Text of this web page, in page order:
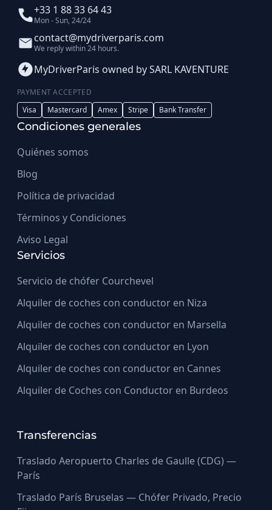
+33 1 88 33 64 43
Mon - Sun, 24/24
contact@mydriverparis.com
We reply within 24 hours.
MyDriverParis owned by SARL KAVENTURE
PAYMENT ACCEPTED
Visa
Mastercard Amex Stripe Bank Transfer
Condiciones generales
Quiénes somos
Blog
Política de privacidad
Términos y Condiciones
Aviso Legal
Servicios
Servicio de chófer Courchevel
Alquiler de coches con conductor en Niza
Alquiler de coches con conductor en Marsella
Alquiler de coches con conductor en Lyon
Alquiler de coches con conductor en Cannes
Alquiler de Coches con Conductor en Burdeos
Transferencias
Traslado Aeropuerto Charles de Gaulle (CDG) —
París
Traslado París Bruselas — Chófer Privado, Precio